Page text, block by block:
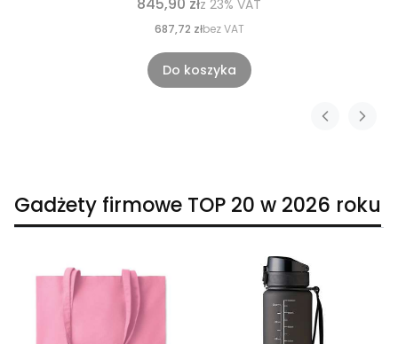
845,90 złz 23% VAT
687,72 złbez VAT
Do koszyka
Gadżety firmowe TOP 20 w 2026 roku